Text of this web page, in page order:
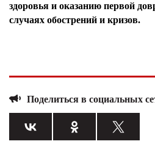
здоровья и оказанию первой
случаях обострений и кризов.
Поделиться в социальных